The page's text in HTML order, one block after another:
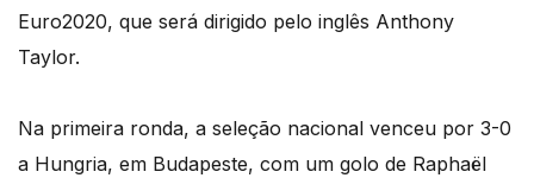
Euro2020, que será dirigido pelo inglês Anthony
Taylor.
Na primeira ronda, a seleção nacional venceu por 3-0
a Hungria, em Budapeste, com um golo de Raphaël